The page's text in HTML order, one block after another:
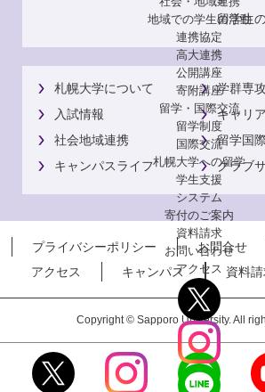
地域での学生の活動
連携協定
高大連携
公開講座
寄附講座
留学・国際交流
留学制度
国際交流
札幌大学への留学
学生支援
システム
寄付のご案内
資料請求
お問い合わせ
アクセス
留学生
札幌大学について
学群専
入試情報
キャリ
社会地域連携
留学国
キャンパスライフ
クラブ
プライバシーポリシー お問合せ
アクセス
キャンパス 資料
Copyright © Sapporo University. All